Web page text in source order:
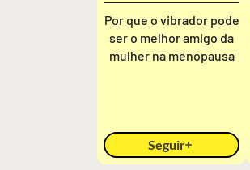
Por que o vibrador pode
ser o melhor amigo da
mulher na menopausa
Seguir